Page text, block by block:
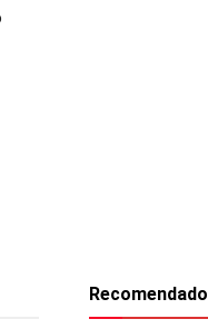
Recomendado